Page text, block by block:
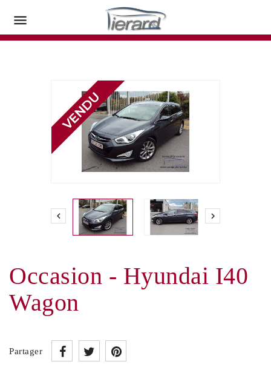

 
Occasion - Hyundai I40
Wagon
Partager